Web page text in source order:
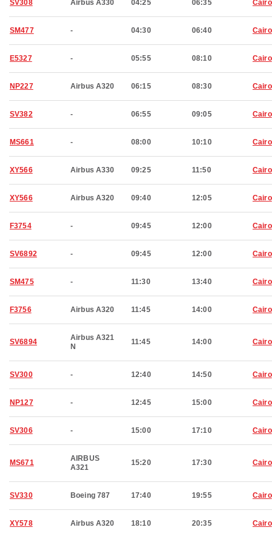
SV308 Airbus A330 04:25 06:35 Cairo
SM477 - 04:30 06:40 Cairo
E5327 - 05:55 08:10 Cairo
NP227 Airbus A320 06:15 08:30 Cairo
SV382 - 06:55 09:05 Cairo
MS661 - 08:00 10:10 Cairo
XY566 Airbus A330 09:25 11:50 Cairo
XY566 Airbus A320 09:40 12:05 Cairo
F3754 - 09:45 12:00 Cairo
SV6892 - 09:45 12:00 Cairo
SM475 - 11:30 13:40 Cairo
F3756 Airbus A320 11:45 14:00 Cairo
SV6894
Airbus A321
N
11:45 14:00 Cairo
SV300 - 12:40 14:50 Cairo
NP127 - 12:45 15:00 Cairo
SV306 - 15:00 17:10 Cairo
MS671
AIRBUS
A321
15:20 17:30 Cairo
SV330 Boeing 787 17:40 19:55 Cairo
XY578 Airbus A320 18:10 20:35 Cairo